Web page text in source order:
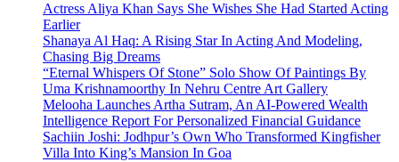
Actress Aliya Khan Says She Wishes She Had Started Acting
Earlier
Shanaya Al Haq: A Rising Star In Acting And Modeling,
Chasing Big Dreams
“Eternal Whispers Of Stone” Solo Show Of Paintings By
Uma Krishnamoorthy In Nehru Centre Art Gallery
Melooha Launches Artha Sutram, An AI-Powered Wealth
Intelligence Report For Personalized Financial Guidance
Sachiin Joshi: Jodhpur’s Own Who Transformed Kingfisher
Villa Into King’s Mansion In Goa